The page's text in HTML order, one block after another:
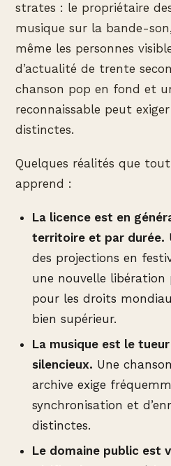
strates : le propriétaire
musique sur la bande-
même les personnes
d’actualité de trente
chanson pop en fond et
reconnaissable peut
distinctes.
Quelques réalités que
apprend :
La licence est en
territoire et par durée.
des projections en
une nouvelle libération
pour les droits
bien supérieur.
La musique est le
silencieux. Une
archive exige
synchronisation et
distinctes.
Le domaine public est